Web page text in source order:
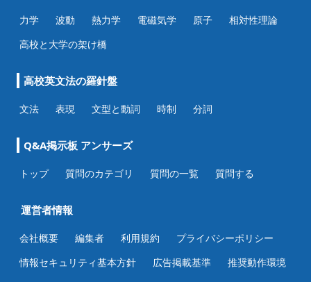
力学 波動 熱力学 電磁気学 原子
相対性理論
高校と大学の架け橋
高校英文法の羅針盤
文法 表現 文型と動詞 時制 分詞
Q&A掲示板 アンサーズ
トップ 質問のカテゴリ 質問の一覧 質問する
運営者情報
会社概要 編集者 利用規約
プライバシーポリシー
情報セキュリティ基本方針
広告掲載基準
推奨動作環境